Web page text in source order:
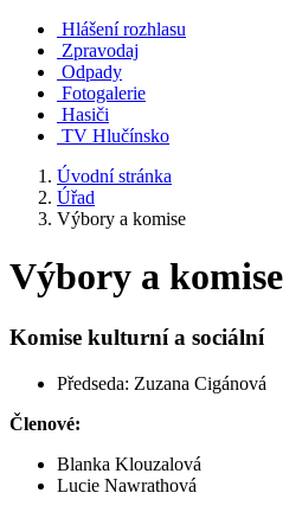
Hlášení rozhlasu
Zpravodaj
Odpady
Fotogalerie
Hasiči
TV Hlučínsko
Úvodní stránka
Úřad
Výbory a komise
Výbory a komise
Komise kulturní a sociální
Předseda: Zuzana Cigánová
Členové:
Blanka Klouzalová
Lucie Nawrathová